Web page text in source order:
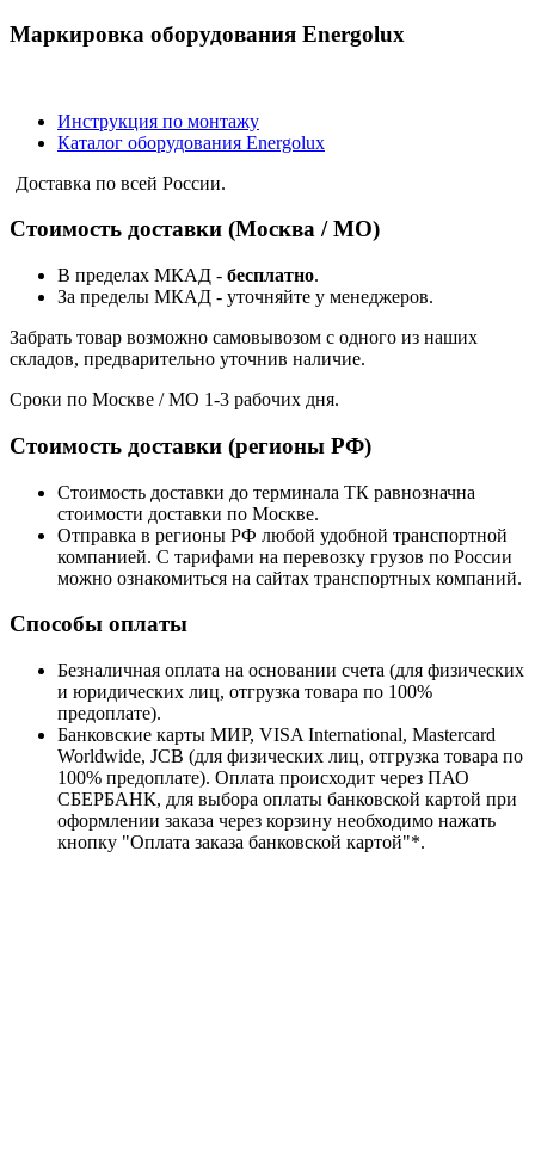
Маркировка оборудования Energolux
Инструкция по монтажу
Каталог оборудования Energolux
Доставка по всей России.
Стоимость доставки (Москва / МО)
В пределах МКАД - бесплатно.
За пределы МКАД - уточняйте у менеджеров.
Забрать товар возможно самовывозом с одного из наших
складов, предварительно уточнив наличие.
Сроки по Москве / МО 1-3 рабочих дня.
Стоимость доставки (регионы РФ)
Стоимость доставки до терминала ТК равнозначна
стоимости доставки по Москве.
Отправка в регионы РФ любой удобной транспортной
компанией. С тарифами на перевозку грузов по России
можно ознакомиться на сайтах транспортных компаний.
Способы оплаты
Безналичная оплата на основании счета (для физических
и юридических лиц, отгрузка товара по 100%
предоплате).
Банковские карты МИР, VISA International, Mastercard
Worldwide, JCB (для физических лиц, отгрузка товара по
100% предоплате). Оплата происходит через ПАО
СБЕРБАНК, для выбора оплаты банковской картой при
оформлении заказа через корзину необходимо нажать
кнопку "Оплата заказа банковской картой"*.